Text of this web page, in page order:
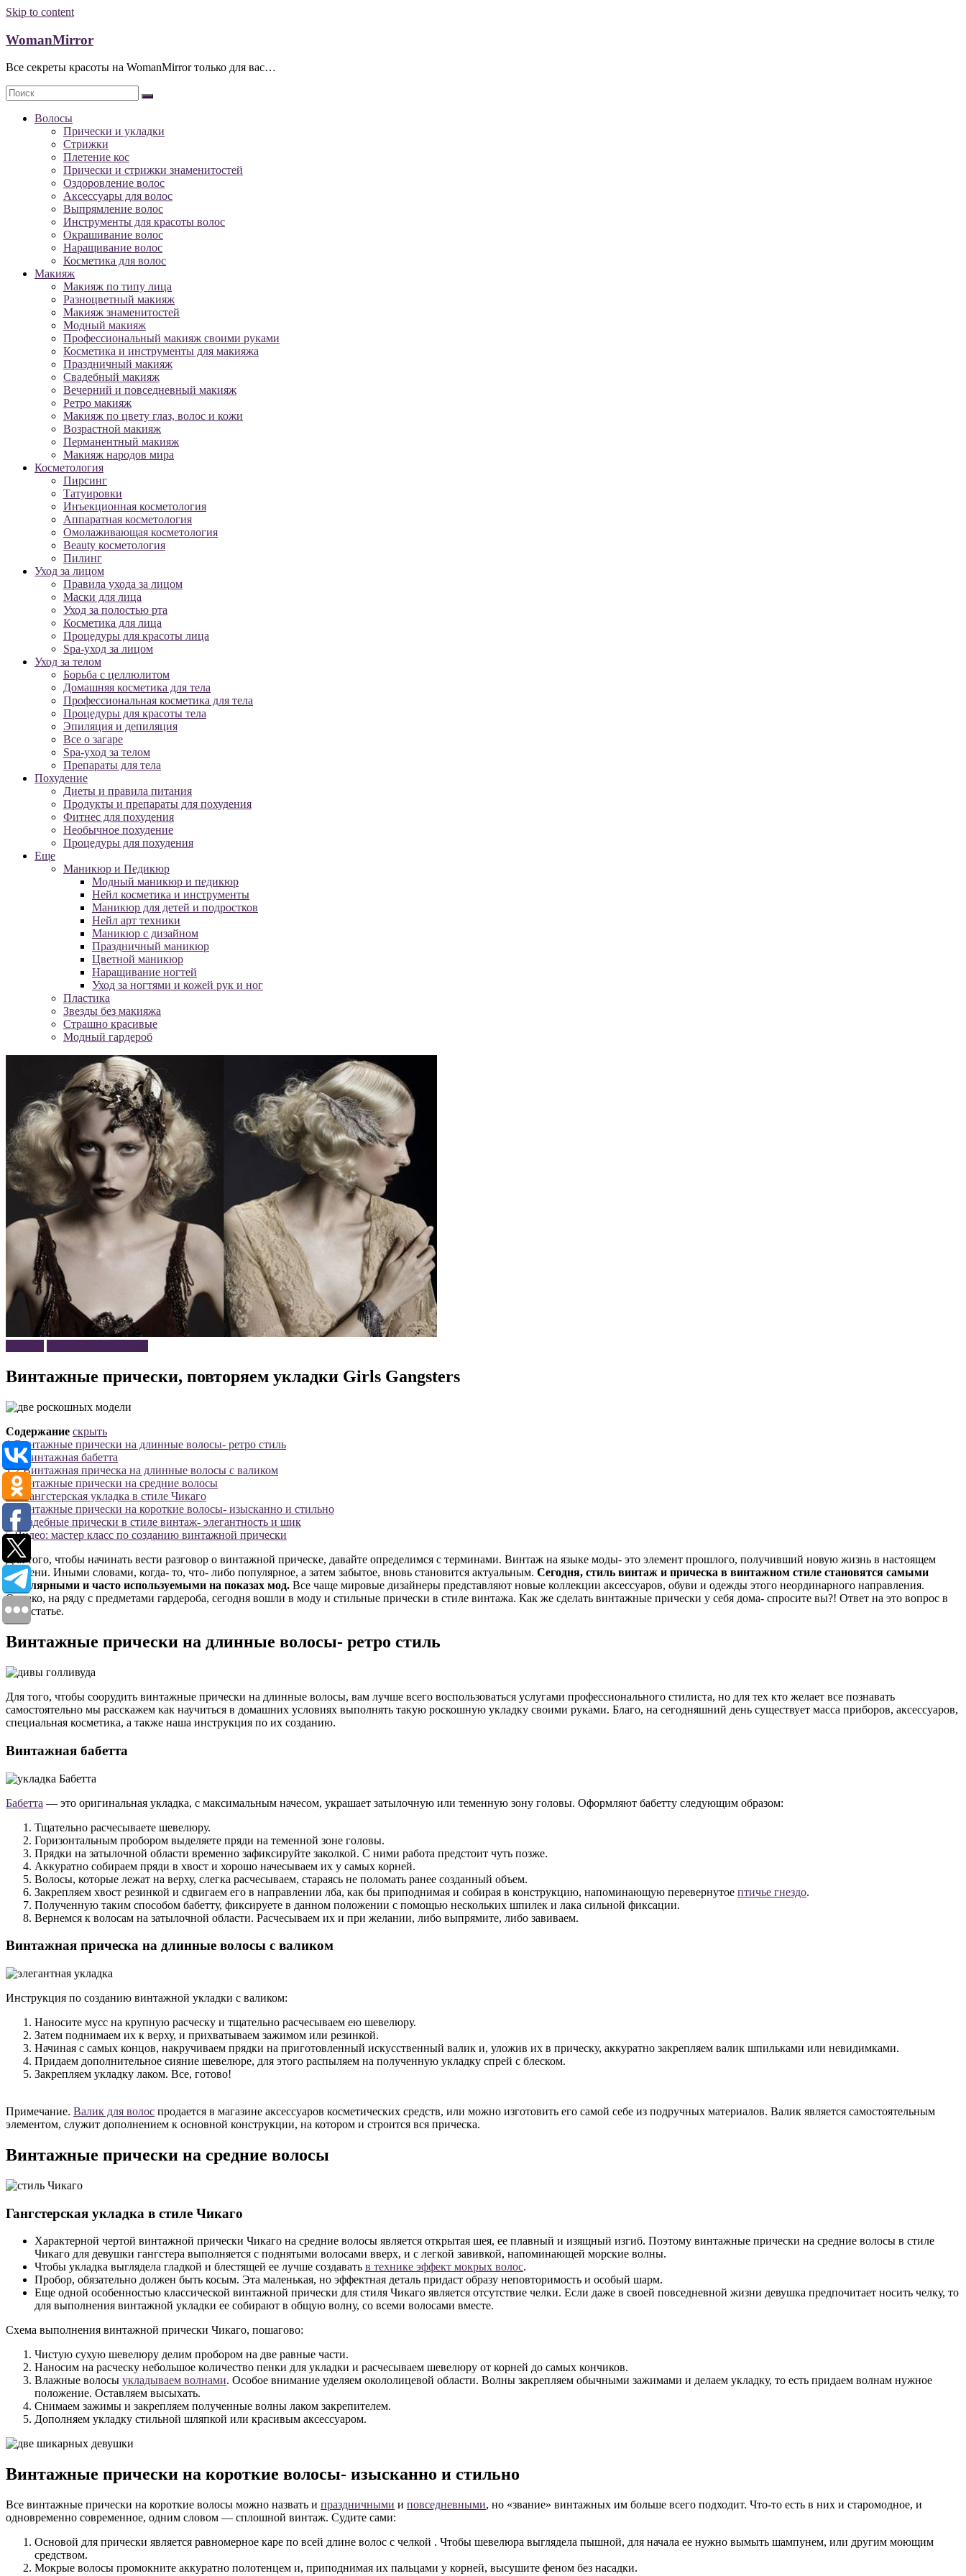
Skip to content
WomanMirror
Все секреты красоты на WomanMirror только для вас…
Волосы
Прически и укладки
Стрижки
Плетение кос
Прически и стрижки знаменитостей
Оздоровление волос
Аксессуары для волос
Выпрямление волос
Инструменты для красоты волос
Окрашивание волос
Наращивание волос
Косметика для волос
Макияж
Макияж по типу лица
Разноцветный макияж
Макияж знаменитостей
Модный макияж
Профессиональный макияж своими руками
Косметика и инструменты для макияжа
Праздничный макияж
Свадебный макияж
Вечерний и повседневный макияж
Ретро макияж
Макияж по цвету глаз, волос и кожи
Возрастной макияж
Перманентный макияж
Макияж народов мира
Косметология
Пирсинг
Татуировки
Инъекционная косметология
Аппаратная косметология
Омолаживающая косметология
Beauty косметология
Пилинг
Уход за лицом
Правила ухода за лицом
Маски для лица
Уход за полостью рта
Косметика для лица
Процедуры для красоты лица
Spa-уход за лицом
Уход за телом
Борьба с целлюлитом
Домашняя косметика для тела
Профессиональная косметика для тела
Процедуры для красоты тела
Эпиляция и депиляция
Все о загаре
Spa-уход за телом
Препараты для тела
Похудение
Диеты и правила питания
Продукты и препараты для похудения
Фитнес для похудения
Необычное похудение
Процедуры для похудения
Еще
Маникюр и Педикюр
Модный маникюр и педикюр
Нейл косметика и инструменты
Маникюр для детей и подростков
Нейл арт техники
Маникюр с дизайном
Праздничный маникюр
Цветной маникюр
Наращивание ногтей
Уход за ногтями и кожей рук и ног
Пластика
Звезды без макияжа
Страшно красивые
Модный гардероб
Винтажные прически, повторяем укладки Girls Gangsters
Содержание скрыть
1 Винтажные прически на длинные волосы- ретро стиль
1.1 Винтажная бабетта
1.2 Винтажная прическа на длинные волосы с валиком
Винтажные прически на средние волосы
2.1
Гангстерская укладка в стиле Чикаго
Винтажные прически на короткие волосы- изысканно и стильно
4 Свадебные прически в стиле винтаж- элегантность и шик
5 Видео: мастер класс по созданию винтажной прически
Для того, чтобы начинать вести разговор о винтажной прическе, давайте определимся с терминами. Винтаж на языке моды- это элемент прошлого, получивший новую жизнь в настоящем
времени. Иными словами, когда- то, что- либо популярное, а затем забытое, вновь становится актуальным. Сегодня, стиль винтаж и прическа в винтажном стиле становятся самыми
популярными и часто используемыми на показах мод. Все чаще мировые дизайнеры представляют новые коллекции аксессуаров, обуви и одежды этого неординарного направления.
Однако, на ряду с предметами гардероба, сегодня вошли в моду и стильные прически в стиле винтажа. Как же сделать винтажные прически у себя дома- спросите вы?! Ответ на это вопрос в
этой статье.
Винтажные прически на длинные волосы- ретро стиль
Для того, чтобы соорудить винтажные прически на длинные волосы, вам лучше всего воспользоваться услугами профессионального стилиста, но для тех кто желает все познавать
самостоятельно мы расскажем как научиться в домашних условиях выполнять такую роскошную укладку своими руками. Благо, на сегодняшний день существует масса приборов, аксессуаров,
специальная косметика, а также наша инструкция по их созданию.
Винтажная бабетта
Бабетта — это оригинальная укладка, с максимальным начесом, украшает затылочную или теменную зону головы. Оформляют бабетту следующим образом:
Тщательно расчесываете шевелюру.
Горизонтальным пробором выделяете пряди на теменной зоне головы.
Прядки на затылочной области временно зафиксируйте заколкой. С ними работа предстоит чуть позже.
Аккуратно собираем пряди в хвост и хорошо начесываем их у самых корней.
Волосы, которые лежат на верху, слегка расчесываем, стараясь не поломать ранее созданный объем.
Закрепляем хвост резинкой и сдвигаем его в направлении лба, как бы приподнимая и собирая в конструкцию, напоминающую перевернутое птичье гнездо.
Полученную таким способом бабетту, фиксируете в данном положении с помощью нескольких шпилек и лака сильной фиксации.
Вернемся к волосам на затылочной области. Расчесываем их и при желании, либо выпрямите, либо завиваем.
Винтажная прическа на длинные волосы с валиком
Инструкция по созданию винтажной укладки с валиком:
Наносите мусс на крупную расческу и тщательно расчесываем ею шевелюру.
Затем поднимаем их к верху, и прихватываем зажимом или резинкой.
Начиная с самых концов, накручиваем прядки на приготовленный искусственный валик и, уложив их в прическу, аккуратно закрепляем валик шпильками или невидимками.
Придаем дополнительное сияние шевелюре, для этого распыляем на полученную укладку спрей с блеском.
Закрепляем укладку лаком. Все, готово!
Примечание. Валик для волос продается в магазине аксессуаров косметических средств, или можно изготовить его самой себе из подручных материалов. Валик является самостоятельным
элементом, служит дополнением к основной конструкции, на котором и строится вся прическа.
Винтажные прически на средние волосы
Гангстерская укладка в стиле Чикаго
Характерной чертой винтажной прически Чикаго на средние волосы является открытая шея, ее плавный и изящный изгиб. Поэтому винтажные прически на средние волосы в стиле
Чикаго для девушки гангстера выполняется с поднятыми волосами вверх, и с легкой завивкой, напоминающей морские волны.
Чтобы укладка выглядела гладкой и блестящей ее лучше создавать в технике эффект мокрых волос.
Пробор, обязательно должен быть косым. Эта маленькая, но эффектная деталь придаст образу неповторимость и особый шарм.
Еще одной особенностью классической винтажной прически для стиля Чикаго является отсутствие челки. Если даже в своей повседневной жизни девушка предпочитает носить челку, то
для выполнения винтажной укладки ее собирают в общую волну, со всеми волосами вместе.
Схема выполнения винтажной прически Чикаго, пошагово:
Чистую сухую шевелюру делим пробором на две равные части.
Наносим на расческу небольшое количество пенки для укладки и расчесываем шевелюру от корней до самых кончиков.
Влажные волосы укладываем волнами. Особое внимание уделяем окололицевой области. Волны закрепляем обычными зажимами и делаем укладку, то есть придаем волнам нужное
положение. Оставляем высыхать.
Снимаем зажимы и закрепляем полученные волны лаком закрепителем.
Дополняем укладку стильной шляпкой или красивым аксессуаром.
Винтажные прически на короткие волосы- изысканно и стильно
Все винтажные прически на короткие волосы можно назвать и праздничными и повседневными, но «звание» винтажных им больше всего подходит. Что-то есть в них и старомодное, и
одновременно современное, одним словом — сплошной винтаж. Судите сами:
Основой для прически является равномерное каре по всей длине волос с челкой . Чтобы шевелюра выглядела пышной, для начала ее нужно вымыть шампунем, или другим моющим
средством.
Мокрые волосы промокните аккуратно полотенцем и, приподнимая их пальцами у корней, высушите феном без насадки.